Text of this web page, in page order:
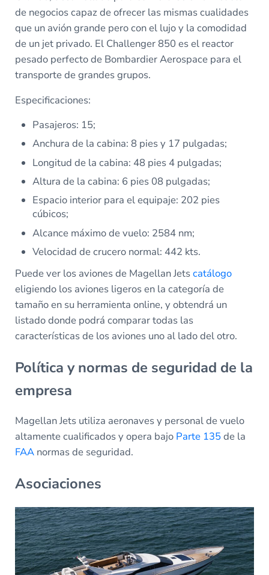
de negocios capaz de ofrecer las mismas cualidades
que un avión grande pero con el lujo y la comodidad
de un jet privado. El Challenger 850 es el reactor
pesado perfecto de Bombardier Aerospace para el
transporte de grandes grupos.
Especificaciones:
Pasajeros: 15;
Anchura de la cabina: 8 pies y 17 pulgadas;
Longitud de la cabina: 48 pies 4 pulgadas;
Altura de la cabina: 6 pies 08 pulgadas;
Espacio interior para el equipaje: 202 pies
cúbicos;
Alcance máximo de vuelo: 2584 nm;
Velocidad de crucero normal: 442 kts.
Puede ver los aviones de Magellan Jetscatálogo
eligiendo los aviones ligeros en la categoría de
tamaño en su herramienta online, y obtendrá un
listado donde podrá comparar todas las
características de los aviones uno al lado del otro.
Política y normas de seguridad de la
empresa
Magellan Jets utiliza aeronaves y personal de vuelo
altamente cualificados y opera bajo Parte 135de la
FAAnormas de seguridad.
Asociaciones